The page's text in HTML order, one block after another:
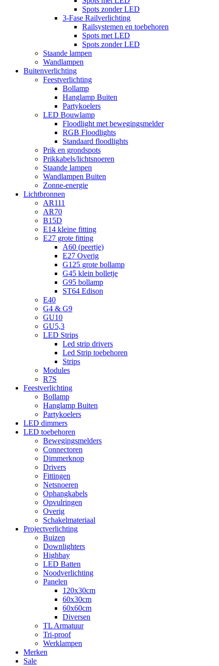
Spots zonder LED
3-Fase Railverlichting
Railsystemen en toebehoren
Spots met LED
Spots zonder LED
Staande lampen
Wandlampen
Buitenverlichting
Feestverlichting
Bollamp
Hanglamp Buiten
Partykoelers
LED Bouwlamp
Floodlight met bewegingsmelder
RGB Floodlights
Standaard floodlights
Prik en grondspots
Prikkabels/lichtsnoeren
Staande lampen
Wandlampen Buiten
Zonne-energie
Lichtbronnen
AR111
AR70
B15D
E14 kleine fitting
E27 grote fitting
A60 (peertje)
E27 Overig
G125 grote bollamp
G45 klein bolletje
G95 bollamp
ST64 Edison
E40
G4 & G9
GU10
GU5,3
LED Strips
Led strip drivers
Led Strip toebehoren
Strips
Modules
R7S
Feestverlichting
Bollamp
Hanglamp Buiten
Partykoelers
LED dimmers
LED toebehoren
Bewegingsmelders
Connectoren
Dimmerknop
Drivers
Fittingen
Netsnoeren
Ophangkabels
Opvulringen
Overig
Schakelmateriaal
Projectverlichting
Buizen
Downlighters
Highbay
LED Batten
Noodverlichting
Panelen
120x30cm
60x30cm
60x60cm
Diversen
TL Armatuur
Tri-proof
Werklampen
Merken
Sale